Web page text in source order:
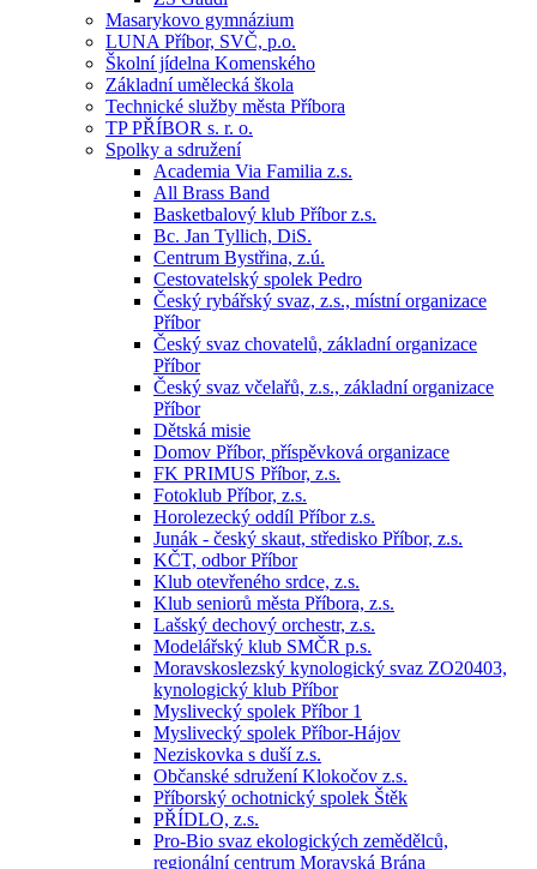
Masarykovo gymnázium
LUNA Příbor, SVČ, p.o.
Školní jídelna Komenského
Základní umělecká škola
Technické služby města Příbora
TP PŘÍBOR s. r. o.
Spolky a sdružení
Academia Via Familia z.s.
All Brass Band
Basketbalový klub Příbor z.s.
Bc. Jan Tyllich, DiS.
Centrum Bystřina, z.ú.
Cestovatelský spolek Pedro
Český rybářský svaz, z.s., místní organizace
Příbor
Český svaz chovatelů, základní organizace
Příbor
Český svaz včelařů, z.s., základní organizace
Příbor
Dětská misie
Domov Příbor, příspěvková organizace
FK PRIMUS Příbor, z.s.
Fotoklub Příbor, z.s.
Horolezecký oddíl Příbor z.s.
Junák - český skaut, středisko Příbor, z.s.
KČT, odbor Příbor
Klub otevřeného srdce, z.s.
Klub seniorů města Příbora, z.s.
Lašský dechový orchestr, z.s.
Modelářský klub SMČR p.s.
Moravskoslezský kynologický svaz ZO20403,
kynologický klub Příbor
Myslivecký spolek Příbor 1
Myslivecký spolek Příbor-Hájov
Neziskovka s duší z.s.
Občanské sdružení Klokočov z.s.
Příborský ochotnický spolek Štěk
PŘÍDLO, z.s.
Pro-Bio svaz ekologických zemědělců,
regionální centrum Moravská Brána